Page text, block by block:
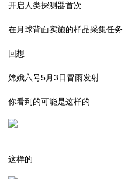
开启人类探测器首次
在月球背面实施的样品采集任务
回想
嫦娥六号5月3日冒雨发射
你看到的可能是这样的
这样的